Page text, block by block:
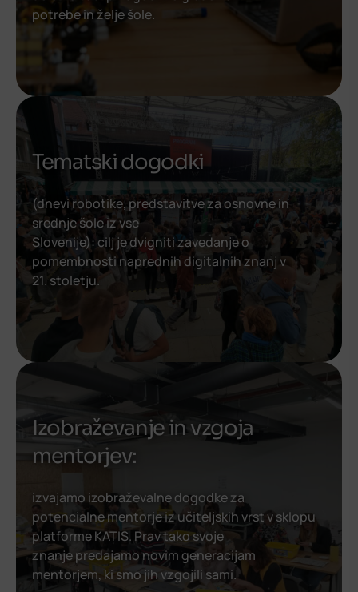
potrebe in želje šole.
Tematski dogodki
(dnevi robotike, predstavitve za osnovne in
srednje šole iz vse
Slovenije): cilj je dvigniti zavedanje o
pomembnosti naprednih digitalnih znanj v
21. stoletju.
Izobraževanje in vzgoja
mentorjev:
izvajamo izobraževalne dogodke za
potencialne mentorje iz učiteljskih vrst v sklopu
platforme KATIS. Prav tako svoje
znanje predajamo novim generacijam
mentorjem, ki smo jih vzgojili sami.